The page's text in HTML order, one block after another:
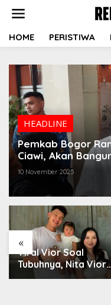
HOME PERISTIWA
HEADLINE
Pemkab Bogor
Ciawi, Akan
10 November 2025
«
Viral Vior Soal
Tubuhnya, Nita Vior
Akui Nikmati Peranya